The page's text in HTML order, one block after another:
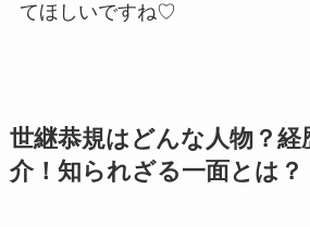
てほしいですね♡
世継恭規はどんな人物？経
介！知られざる一面とは？